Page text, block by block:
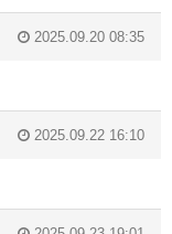
2025.09.20 08:35
2025.09.22 16:10